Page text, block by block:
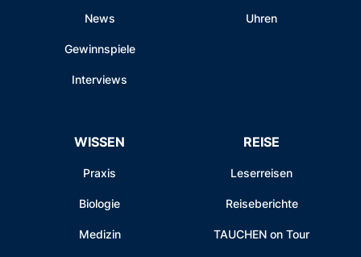
News
Gewinnspiele
Interviews
Uhren
WISSEN
Praxis
Biologie
Medizin
REISE
Leserreisen
Reiseberichte
TAUCHEN on Tour